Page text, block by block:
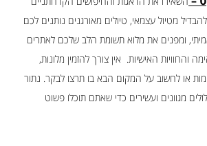
מטיול עצמאי, טיולים מאורגנים נותנים לכם
ומפנים את מלוא תשומת הלב שלכם לאתרים
והחוויות האישיות. אין צורך להזמין מלונות,
או לחשוב על המקום הבא בו תרצו לבקר. נתור
מגוונים ועשירים כדי שאתם תוכלו פשוט